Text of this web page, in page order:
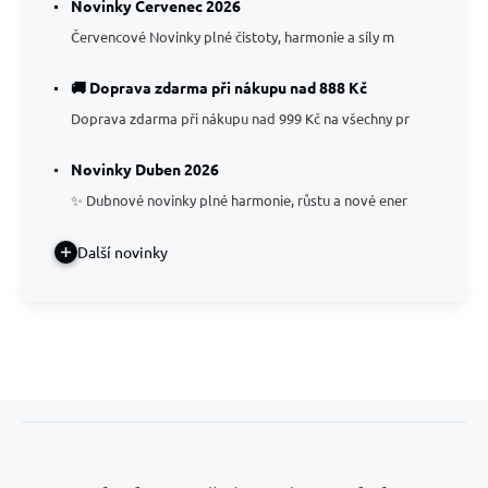
Novinky Červenec 2026
Červencové Novinky plné čistoty, harmonie a síly m
🚚 Doprava zdarma při nákupu nad 888 Kč
Doprava zdarma při nákupu nad 999 Kč na všechny pr
Novinky Duben 2026
✨ Dubnové novinky plné harmonie, růstu a nové ener
Další novinky